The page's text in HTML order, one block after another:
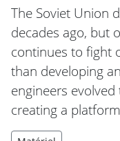
The Soviet Union
decades ago, but
continues to fight
than developing
engineers
creating a